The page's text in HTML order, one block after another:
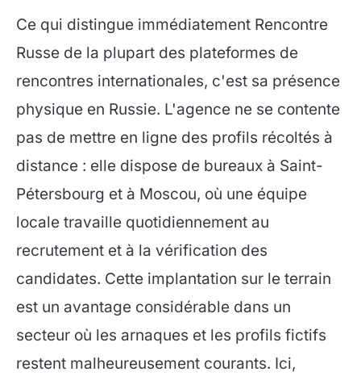
Ce qui distingue immédiatement Rencontre
Russe de la plupart des plateformes de
rencontres internationales, c'est sa présence
physique en Russie. L'agence ne se contente
pas de mettre en ligne des profils récoltés à
distance : elle dispose de bureaux à Saint-
Pétersbourg et à Moscou, où une équipe
locale travaille quotidiennement au
recrutement et à la vérification des
candidates. Cette implantation sur le terrain
est un avantage considérable dans un
secteur où les arnaques et les profils fictifs
restent malheureusement courants. Ici,